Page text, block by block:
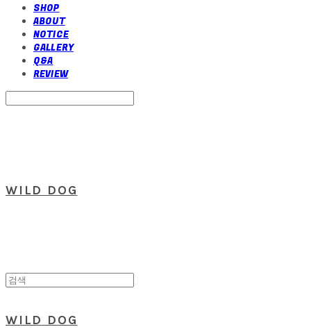
SHOP
ABOUT
NOTICE
GALLERY
Q&A
REVIEW
WILD DOG
WILD DOG